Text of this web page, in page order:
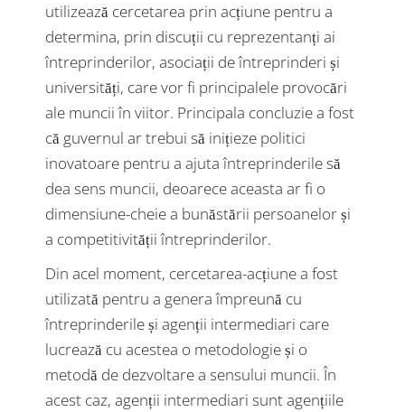
utilizează cercetarea prin acțiune pentru a
determina, prin discuții cu reprezentanți ai
întreprinderilor, asociații de întreprinderi și
universități, care vor fi principalele provocări
ale muncii în viitor. Principala concluzie a fost
că guvernul ar trebui să inițieze politici
inovatoare pentru a ajuta întreprinderile să
dea sens muncii, deoarece aceasta ar fi o
dimensiune-cheie a bunăstării persoanelor și
a competitivității întreprinderilor.
Din acel moment, cercetarea-acțiune a fost
utilizată pentru a genera împreună cu
întreprinderile și agenții intermediari care
lucrează cu acestea o metodologie și o
metodă de dezvoltare a sensului muncii. În
acest caz, agenții intermediari sunt agențiile